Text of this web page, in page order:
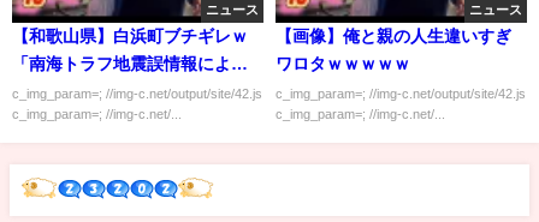
ニュース
【和歌山県】白浜町ブチギレｗ
「南海トラフ地震誤情報により5
億の損失が出た。政府は補償
を！」
c_img_param=; //img-c.net/output/site/42.js
c_img_param=; //img-c.net/...
ニュース
【画像】俺と親の人生違いすぎ
ワロタｗｗｗｗｗ
c_img_param=; //img-c.net/output/site/42.js
c_img_param=; //img-c.net/...